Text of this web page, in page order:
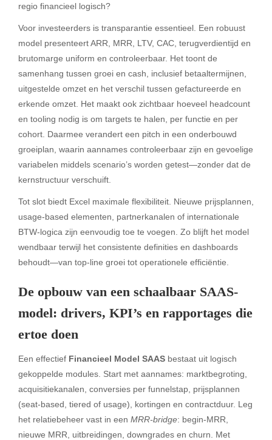
regio financieel logisch?
Voor investeerders is transparantie essentieel. Een robuust
model presenteert ARR, MRR, LTV, CAC, terugverdientijd en
brutomarge uniform en controleerbaar. Het toont de
samenhang tussen groei en cash, inclusief betaaltermijnen,
uitgestelde omzet en het verschil tussen gefactureerde en
erkende omzet. Het maakt ook zichtbaar hoeveel headcount
en tooling nodig is om targets te halen, per functie en per
cohort. Daarmee verandert een pitch in een onderbouwd
groeiplan, waarin aannames controleerbaar zijn en gevoelige
variabelen middels scenario’s worden getest—zonder dat de
kernstructuur verschuift.
Tot slot biedt Excel maximale flexibiliteit. Nieuwe prijsplannen,
usage-based elementen, partnerkanalen of internationale
BTW-logica zijn eenvoudig toe te voegen. Zo blijft het model
wendbaar terwijl het consistente definities en dashboards
behoudt—van top-line groei tot operationele efficiëntie.
De opbouw van een schaalbaar SAAS-
model: drivers, KPI’s en rapportages die
ertoe doen
Een effectief Financieel Model SAAS bestaat uit logisch
gekoppelde modules. Start met aannames: marktbegroting,
acquisitiekanalen, conversies per funnelstap, prijsplannen
(seat-based, tiered of usage), kortingen en contractduur. Leg
het relatiebeheer vast in een MRR-bridge: begin-MRR,
nieuwe MRR, uitbreidingen, downgrades en churn. Met